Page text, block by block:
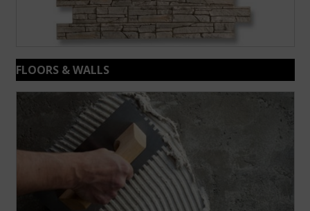
FLOORS & WALLS